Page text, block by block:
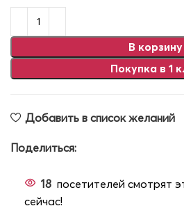
В корзину
Покупка в 1
Добавить в список желаний
Поделиться:
18 посетителей смотрят
сейчас!